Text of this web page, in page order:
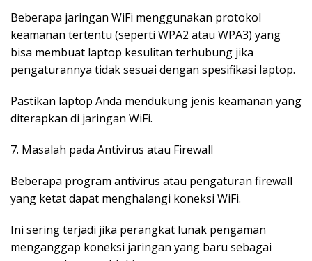
Beberapa jaringan WiFi menggunakan protokol
keamanan tertentu (seperti WPA2 atau WPA3) yang
bisa membuat laptop kesulitan terhubung jika
pengaturannya tidak sesuai dengan spesifikasi laptop.
Pastikan laptop Anda mendukung jenis keamanan yang
diterapkan di jaringan WiFi.
7. Masalah pada Antivirus atau Firewall
Beberapa program antivirus atau pengaturan firewall
yang ketat dapat menghalangi koneksi WiFi.
Ini sering terjadi jika perangkat lunak pengaman
menganggap koneksi jaringan yang baru sebagai